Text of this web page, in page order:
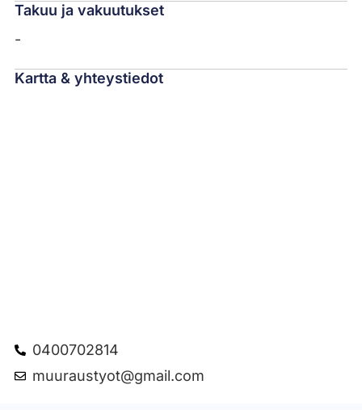
Takuu ja vakuutukset
-
Kartta & yhteystiedot
0400702814
muuraustyot@gmail.com